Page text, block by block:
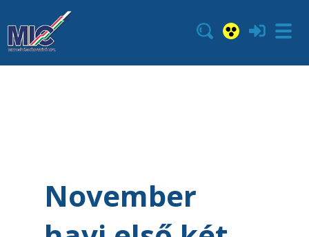
November